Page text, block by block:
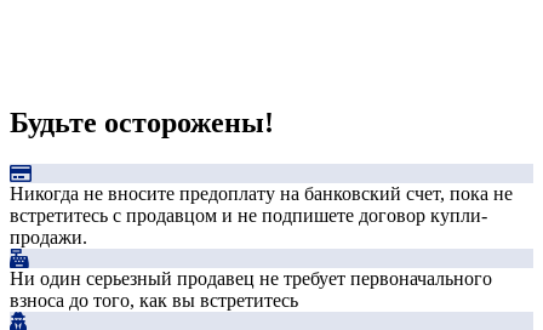
Будьте осторожены!
Никогда не вносите предоплату на банковский счет, пока не
встретитесь с продавцом и не подпишете договор купли-
продажи.
Ни один серьезный продавец не требует первоначального
взноса до того, как вы встретитесь